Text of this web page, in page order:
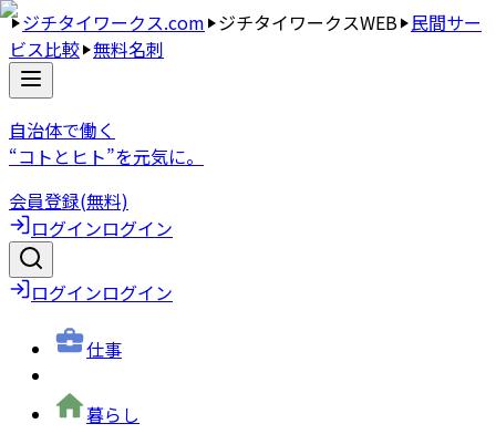
ジチタイワークス.com ジチタイワークスWEB 民間サー
ビス比較 無料名刺
自治体で働く
“コトとヒト”を元気に。
会員登録(無料)
ログインログイン
ログインログイン
仕事
暮らし